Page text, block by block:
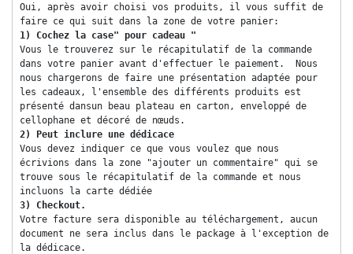
Oui, après avoir choisi vos produits, il vous suffit de
faire ce qui suit dans la zone de votre panier:
1) Cochez la case" pour cadeau "
Vous le trouverez sur le récapitulatif de la commande
dans votre panier avant d'effectuer le paiement.  Nous
nous chargerons de faire une présentation adaptée pour
les cadeaux, l'ensemble des différents produits est
présenté dansun beau plateau en carton, enveloppé de
cellophane et décoré de nœuds.
2) Peut inclure une dédicace
Vous devez indiquer ce que vous voulez que nous
écrivions dans la zone "ajouter un commentaire" qui se
trouve sous le récapitulatif de la commande et nous
incluons la carte dédiée
3) Checkout.
Votre facture sera disponible au téléchargement, aucun
document ne sera inclus dans le package à l'exception de
la dédicace.